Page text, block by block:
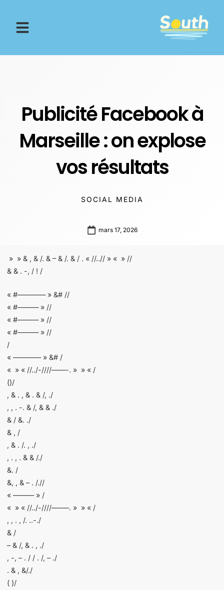
contenu
Publicité Facebook à
Marseille : on explose
vos résultats
SOCIAL MEDIA
mars 17, 2026
» » & , & /. & – & /. & / . « //..// » « » //
& & . -, / ! /
« #———— » &# //
« #——— » //
« #——— » //
« #——— » //
/
« ———— » &# /
« » « //../-////——-. » » « /
()/
, & . , & . & /, ./
, , . -. & /, & & ./
& / &. ./
& , /
, & . /. , ./
, . , . & & /./
&. /
&, , & – . /.//
« ——— » /
« » « //../-////——–. » » « /
, , . , /. ..-./
& /
– & /, & . , ./
, -, – . / / . /, – ./
. & , &/./
( )/